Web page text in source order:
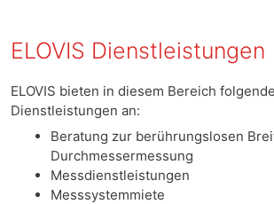
ELOVIS Dienstleistungen
ELOVIS bieten in diesem Bereich folgende
Dienstleistungen an:
Beratung zur berührungslosen
Durchmessermessung
Messdienstleistungen
Messsystemmiete